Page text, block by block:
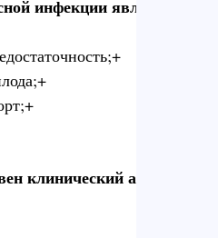
инфекции являются
клинический анализ